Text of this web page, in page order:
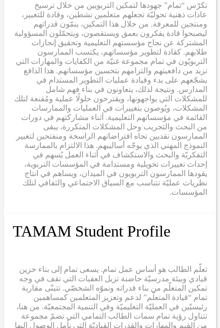
تكرّس “تمام” جهودها لتمكين التربويين من خلال ترسيخ
عادات ذهنية تحوليّة تجعلهم متعلمين نشطين، وقادة للتغيير،
ومنتجين للمعرفة. من خلال هذا التمكين، ينمّون قدراتهم
ليصبحوا قادة يفكرون بعمق ويستقصون، ويتحمّلون المسؤولية
المشتركة عن نجاح مؤسستهم التعليمية وتحقيق إنجازات
طلابهم. كقادة لتطوير مؤسساتهم، يكتسب الممارسون
التربويّون في تمام مجموعة غنيّة من الكفايات والمهارات التي
تزيد من دافعيتهم والتزامهم بتحسين مؤسساتهم. هذا الدافع
يشجّعهم على بدء وقيادة عمليات التطوير المستدام في
المدارس. ونتيجة لذلك، يتعاونون في بناء فهم شامل
للمشكلات التي يواجهونها، ويقترحون حلولًا عملية ومُقنعة لتلك
المشكلات، ويُوصون بتغييرات في العمليات والممارسات
القائمة في مؤسساتهم التعليمية. أثناء مشاركتهم في دورات
من البحث والتجريب وحل المشكلات المتكررة، يبقى
الممارسون نقديين تجاه افتراضاتهم الراسخة ومنفتحين لتغيير
النموذج المهني الذي يوجّه أساليبهم. هذا الالتزام بالممارسة
التفكريّة والبحث والاستكشاف في أثناء العمل يُسهم في
إحداث تغييرات تحويلية ومستدامة في المؤسسات التربوية،
يقودها الممارسون التربويون في الميدان، ويساهم في انتاج
نظريات عمليّة تتناسب مع السياق الاجتماعي والثقافي لتلك
المؤسسات.
TAMAM Student Profile
تعلّم الطالب هو أساس عمل تمام. يسعى تمام إلى بناء خزين
قيادي وبيئة مدرسيّة حاضنة تزيل العقبات التي تقف في وجه
تمكين المتعلّم من بناء قدراته ونموّه الشخصّي. تتبنّى مقاربة
تمام “قيادة المتعلّم” لدعم وتعزيز المتعلمين كمساهمين
رئيسيّين في العمليّة التعليميّة وفي التنمية المجتمعيّة. من هنا،
تتناول رؤية تمام سمات الطالب التمامي التي تضمّ مجموعة
من القيم والمهارات والقدرات القياديّة التي نأمل الوصول إليها